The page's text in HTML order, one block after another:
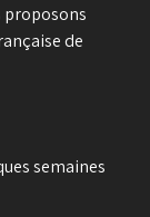
proposons
de
semaines